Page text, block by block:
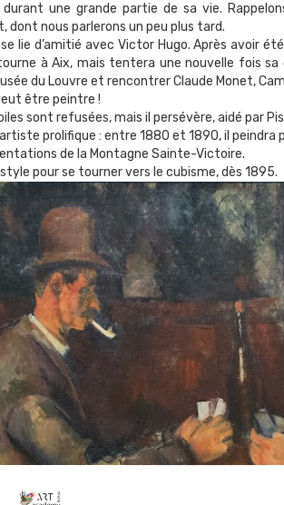
durant une grande partie de sa vie.
dont nous parlerons un peu plus tard.
se lie d’amitié avec Victor Hugo. Après avoir
à Aix, mais tentera une nouvelle fois sa
du Louvre et rencontrer Claude Monet,
être peintre !
sont refusées, mais il persévère, aidé par
prolifique : entre 1880 et 1890, il peindra
de la Montagne Sainte-Victoire.
style pour se tourner vers le cubisme, dès 1895.